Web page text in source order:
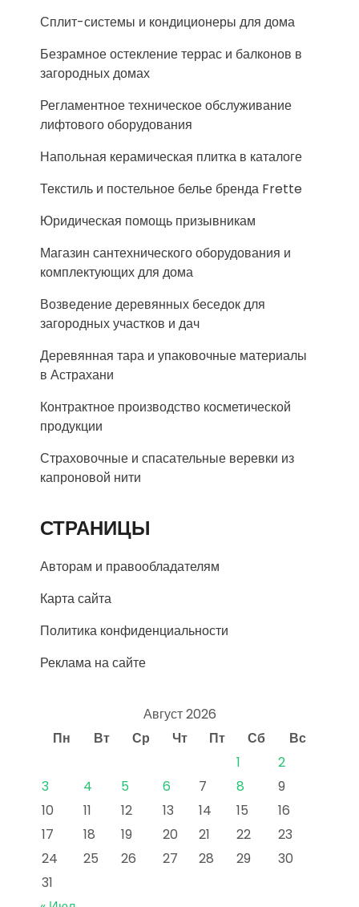
Сплит-системы и кондиционеры для дома
Безрамное остекление террас и балконов в
загородных домах
Регламентное техническое обслуживание
лифтового оборудования
Напольная керамическая плитка в каталоге
Текстиль и постельное белье бренда Frette
Юридическая помощь призывникам
Магазин сантехнического оборудования и
комплектующих для дома
Возведение деревянных беседок для
загородных участков и дач
Деревянная тара и упаковочные материалы
в Астрахани
Контрактное производство косметической
продукции
Страховочные и спасательные веревки из
капроновой нити
СТРАНИЦЫ
Авторам и правообладателям
Карта сайта
Политика конфиденциальности
Реклама на сайте
Август 2026
Пн
Вт Ср Чт Пт Сб
Вс
1
2
3
4 5 6 7 8
9
10
11 12 13 14 15
16
17
18 19 20 21 22
23
24
25 26 27 28 29
30
31